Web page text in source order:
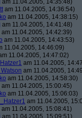
am 11.04.2005, 14:35:48)
am 11.04.2005, 14:36:54)
am 11.04.2005, 14:38:15)
am 11.04.2005, 14:41:48)
am 11.04.2005, 14:42:39)
am 11.04.2005, 14:43:53)
11.04.2005, 14:46:09)
11.04.2005, 14:47:02)
am 11.04.2005,
Watson am 11.04.2005,
am 11.04.2005, 14:58:30)
am 11.04.2005, 15:00:45)
am 11.04.2005, 15:06:03)
am 11.04.2005,
am 11.04.2005, 15:08:41)
am 11.04.2005, 15:09:51)